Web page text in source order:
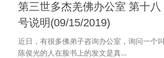
第三世多杰羌佛办公室 第十八
号说明(09/15/2019)
近日，有很多佛弟子咨询办公室，询问一个叫
陈俊光的人在脸书上的发文是真...